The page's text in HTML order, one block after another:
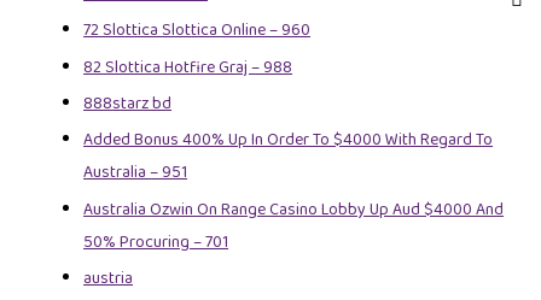
72 Slottica Slottica Online – 960
82 Slottica Hotfire Graj – 988
888starz bd
Added Bonus 400% Up In Order To $4000 With Regard To
Australia – 951
Australia Ozwin On Range Casino Lobby Up Aud $4000 And
50% Procuring – 701
austria